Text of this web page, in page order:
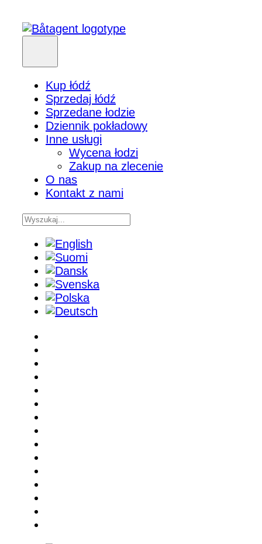
Kup łódź
Sprzedaj łódź
Sprzedane łodzie
Dziennik pokładowy
Inne usługi
Wycena łodzi
Zakup na zlecenie
O nas
Kontakt z nami